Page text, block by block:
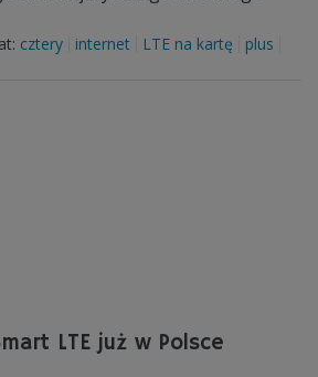
cztery internet LTE na kartę
plus
LTE już w Polsce